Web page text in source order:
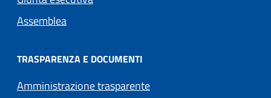
Assemblea
TRASPARENZA E DOCUMENTI
Amministrazione trasparente